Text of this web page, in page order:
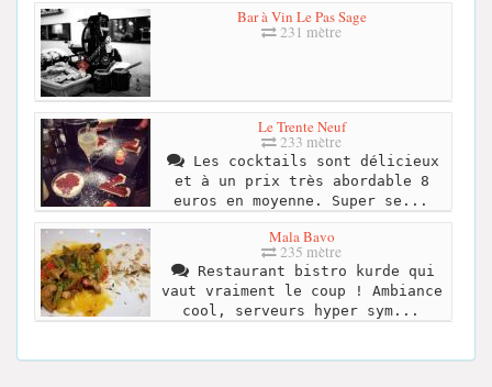
Bar à Vin Le Pas Sage
231 mètre
Le Trente Neuf
233 mètre
Les cocktails sont délicieux
et à un prix très abordable 8
euros en moyenne. Super se...
Mala Bavo
235 mètre
Restaurant bistro kurde qui
vaut vraiment le coup ! Ambiance
cool, serveurs hyper sym...